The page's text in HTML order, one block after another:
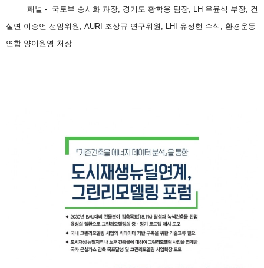
패널 - 국토부 송시화 과장, 경기도 황학용 팀장, LH 우윤식 부장, 건
설연 이승언 선임위원, AURI 조상규 연구위원, LHI 유정현 수석, 환경운동
연합 양이원영 처장